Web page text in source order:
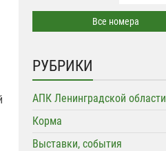
Все номера
РУБРИКИ
АПК Ленинградской области
Корма
Выставки, события